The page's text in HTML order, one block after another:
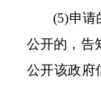
(5)申请
公开的，告
公开该政府